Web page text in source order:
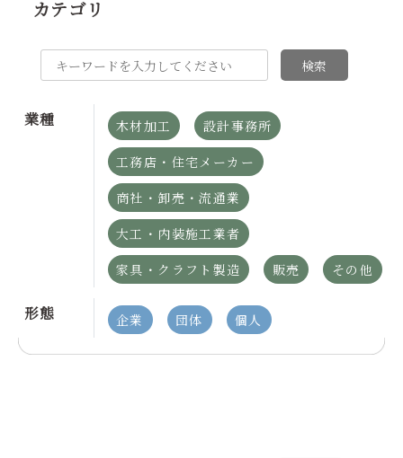
カテゴリ
検索
業種 木材加工
設計事務所
工務店・住宅メーカー
商社・卸売・流通業
大工・内装施工業者
家具・クラフト製造
販売 その他
形態 企業 団体 個人